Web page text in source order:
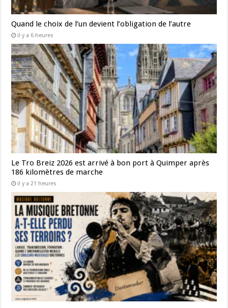
Quand le choix de l’un devient l’obligation de l’autre
il y a 6 heures
Le Tro Breiz 2026 est arrivé à bon port à Quimper après
186 kilomètres de marche
il y a 21 heures